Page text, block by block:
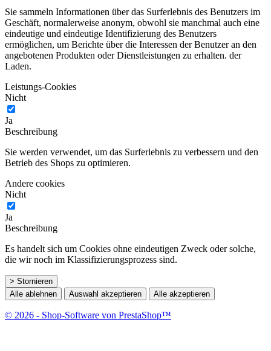
Sie sammeln Informationen über das Surferlebnis des Benutzers im
Geschäft, normalerweise anonym, obwohl sie manchmal auch eine
eindeutige und eindeutige Identifizierung des Benutzers
ermöglichen, um Berichte über die Interessen der Benutzer an den
angebotenen Produkten oder Dienstleistungen zu erhalten. der
Laden.
Leistungs-Cookies
Nicht
Ja
Beschreibung
Sie werden verwendet, um das Surferlebnis zu verbessern und den
Betrieb des Shops zu optimieren.
Andere cookies
Nicht
Ja
Beschreibung
Es handelt sich um Cookies ohne eindeutigen Zweck oder solche,
die wir noch im Klassifizierungsprozess sind.
> Stornieren
Alle ablehnen
Auswahl akzeptieren Alle akzeptieren
© 2026 - Shop-Software von PrestaShop™